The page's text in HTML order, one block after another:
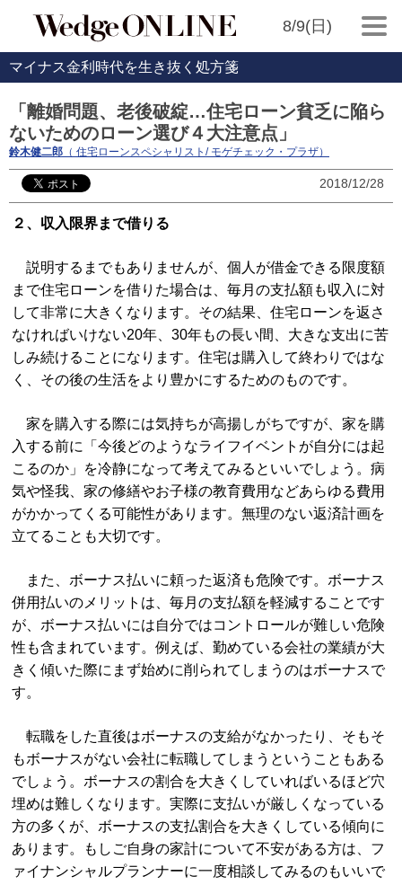
8/9(日)
マイナス金利時代を生き抜く処方箋
「離婚問題、老後破綻…住宅ローン貧乏に陥ら
ないためのローン選び４大注意点」
鈴木健二郎 （ 住宅ローンスペシャリスト/ モゲチェック・プラザ）
2018/12/28
２、収入限界まで借りる
説明するまでもありませんが、個人が借金できる限度額
まで住宅ローンを借りた場合は、毎月の支払額も収入に対
して非常に大きくなります。その結果、住宅ローンを返さ
なければいけない20年、30年もの長い間、大きな支出に苦
しみ続けることになります。住宅は購入して終わりではな
く、その後の生活をより豊かにするためのものです。
家を購入する際には気持ちが高揚しがちですが、家を購
入する前に「今後どのようなライフイベントが自分には起
こるのか」を冷静になって考えてみるといいでしょう。病
気や怪我、家の修繕やお子様の教育費用などあらゆる費用
がかかってくる可能性があります。無理のない返済計画を
立てることも大切です。
また、ボーナス払いに頼った返済も危険です。ボーナス
併用払いのメリットは、毎月の支払額を軽減することです
が、ボーナス払いには自分ではコントロールが難しい危険
性も含まれています。例えば、勤めている会社の業績が大
きく傾いた際にまず始めに削られてしまうのはボーナスで
す。
転職をした直後はボーナスの支給がなかったり、そもそ
もボーナスがない会社に転職してしまうということもある
でしょう。ボーナスの割合を大きくしていればいるほど穴
埋めは難しくなります。実際に支払いが厳しくなっている
方の多くが、ボーナスの支払割合を大きくしている傾向に
あります。もしご自身の家計について不安がある方は、フ
ァイナンシャルプランナーに一度相談してみるのもいいで